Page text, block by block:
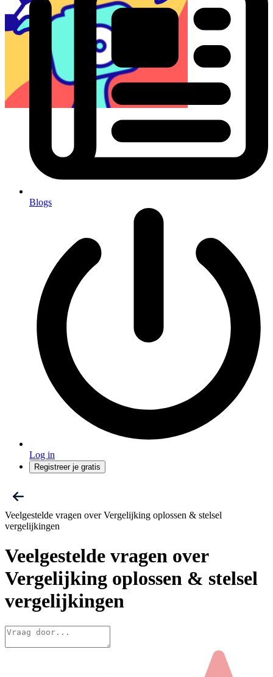
Blogs
Log in
Registreer je gratis
Veelgestelde vragen over Vergelijking oplossen & stelsel
vergelijkingen
Veelgestelde vragen over
Vergelijking oplossen & stelsel
vergelijkingen